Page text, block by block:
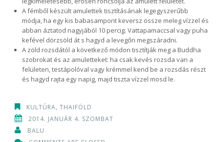
A fémből készült amulettek tisztításának legegyszerűbb
módja, ha egy kis babasampont keversz össze meleg vízzel és
abban áztatod nagyjából 10 percig. Vattapamaccsal vagy puha
kefével dörzsöld át s hagyd a levegőn megszáradni.
A zöld rozsdától a következő módon tisztítják meg a Buddha
szobrokat és az amuletteket: ha csak kevés rozsda van a
felületen, testápolóval vagy krémmel kend be a rozsdás részt
és hagyd rajta egy napig, majd tiszta vízzel mosd le.
KULTÚRA, THAIFÖLD
2014. JANUÁR 4. SZOMBAT
BALU